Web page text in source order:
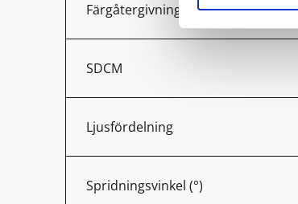
Färgåtergivning (Ra)
SDCM
Ljusfördelning
Spridningsvinkel (°)